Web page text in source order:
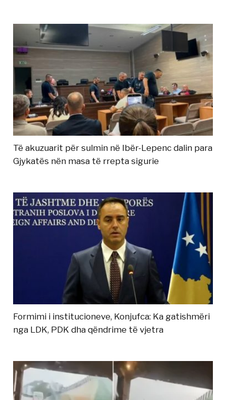
Të akuzuarit për sulmin në Ibër-Lepenc dalin para
Gjykatës nën masa të rrepta sigurie
Formimi i institucioneve, Konjufca: Ka gatishmëri
nga LDK, PDK dha qëndrime të vjetra